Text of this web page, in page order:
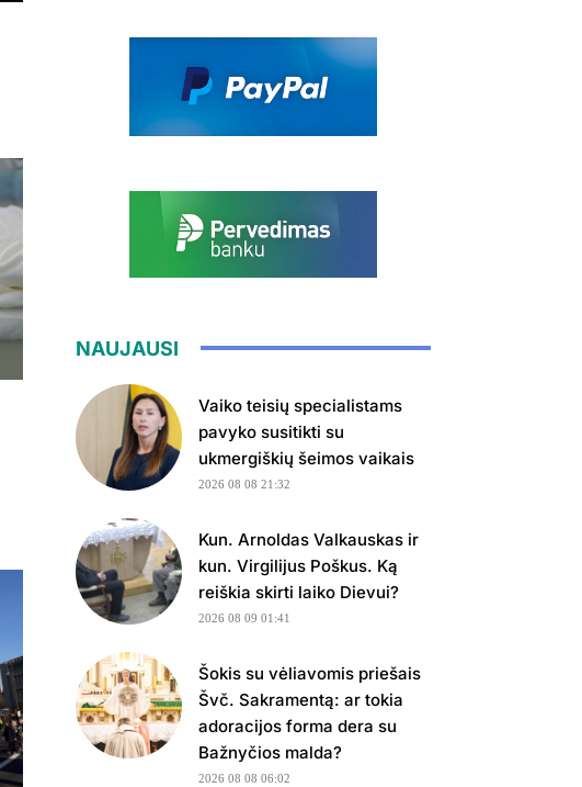
NAUJAUSI
Vaiko teisių specialistams
pavyko susitikti su
ukmergiškių šeimos vaikais
2026 08 08 21:32
Kun. Arnoldas Valkauskas ir
kun. Virgilijus Poškus. Ką
reiškia skirti laiko Dievui?
2026 08 09 01:41
Šokis su vėliavomis priešais
Švč. Sakramentą: ar tokia
adoracijos forma dera su
Bažnyčios malda?
2026 08 08 06:02